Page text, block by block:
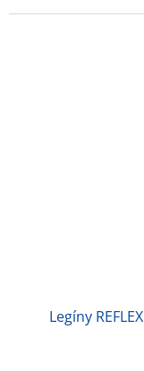
Legíny